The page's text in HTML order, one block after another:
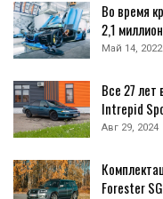
Во время
2,1
Май 14, 2022
Все 27
Intrepid
Авг 29, 2024
Forester SG